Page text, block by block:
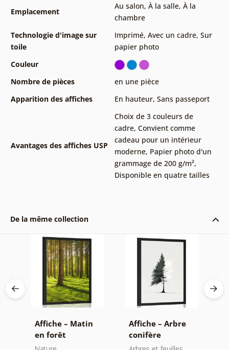
Emplacement
Au salon, À la salle, À la
chambre
Technologie d'image sur
toile
Imprimé, Avec un cadre, Sur
papier photo
Couleur
Nombre de pièces
en une pièce
Apparition des affiches
En hauteur, Sans passeport
Avantages des affiches USP
Choix de 3 couleurs de
cadre, Convient comme
cadeau pour un intérieur
moderne, Papier photo d'un
grammage de 200 g/m²,
Disponible en quatre tailles
De la même collection
Affiche – Matin
en forêt
Affiche – Arbre
conifère
minimaliste